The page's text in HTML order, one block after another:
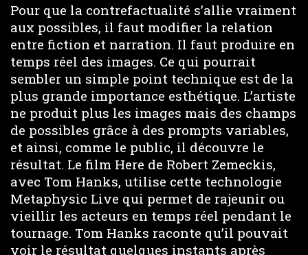
Pour que la contrefactualité s’allie vraiment
aux possibles, il faut modifier la relation
entre fiction et narration. Il faut produire en
temps réel des images. Ce qui pourrait
sembler un simple point technique est de la
plus grande importance esthétique. L’artiste
ne produit plus les images mais des champs
de possibles grâce à des prompts variables,
et ainsi, comme le public, il découvre le
résultat. Le film Here de Robert Zemeckis,
avec Tom Hanks, utilise cette technologie
Metaphysic Live qui permet de rajeunir ou
vieillir les acteurs en temps réel pendant le
tournage. Tom Hanks raconte qu’il pouvait
voir le résultat quelques instants après